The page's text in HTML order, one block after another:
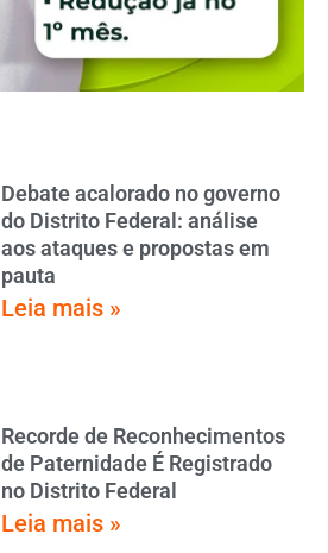
Debate acalorado no governo
do Distrito Federal: análise
aos ataques e propostas em
pauta
Leia mais »
Recorde de Reconhecimentos
de Paternidade É Registrado
no Distrito Federal
Leia mais »